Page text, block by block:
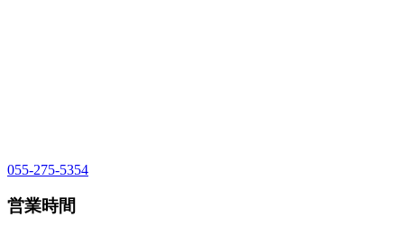
055-275-5354
営業時間